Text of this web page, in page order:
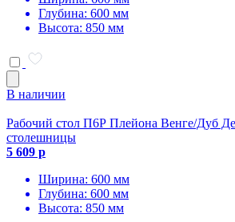
Глубина: 600 мм
Высота: 850 мм
В наличии
Рабочий стол П6Р Плейона Венге/Дуб
столешницы
5 609 р
Ширина: 600 мм
Глубина: 600 мм
Высота: 850 мм